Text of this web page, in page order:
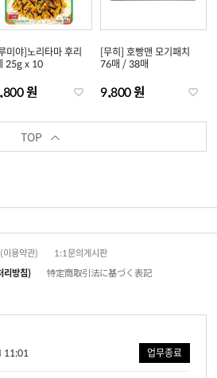
미야]노리타마 후리
25g x 10
원
[무히] 호빵맨 모기패치
76매 / 38매
9,800 원
TOP
용약관)
1:1문의게시판
리방침)
特定商取引法に基づく表記
11:01 업무종료